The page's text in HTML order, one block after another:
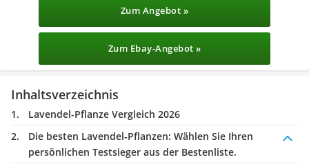
Zum Angebot »
Zum Ebay-Angebot »
Inhaltsverzeichnis
Lavendel-Pflanze Vergleich 2026
Die besten Lavendel-Pflanzen: Wählen Sie Ihren
persönlichen Testsieger aus der Bestenliste.